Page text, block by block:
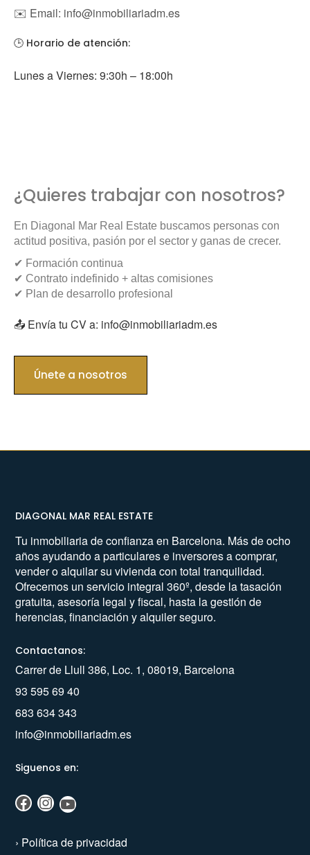
✉️ Email: info@inmobiliariadm.es
🕒 Horario de atención:
Lunes a Viernes: 9:30h – 18:00h
¿Quieres trabajar con nosotros?
En Diagonal Mar Real Estate buscamos personas con
actitud positiva, pasión por el sector y ganas de crecer.
✔ Formación continua
✔ Contrato indefinido + altas comisiones
✔ Plan de desarrollo profesional
📤 Envía tu CV a: info@inmobiliariadm.es
Únete a nosotros
DIAGONAL MAR REAL ESTATE
Tu inmobiliaria de confianza en Barcelona. Más de ocho
años ayudando a particulares e inversores a comprar,
vender o alquilar su vivienda con total tranquilidad.
Ofrecemos un servicio integral 360º, desde la tasación
gratuita, asesoría legal y fiscal, hasta la gestión de
herencias, financiación y alquiler seguro.
Contactanos:
Carrer de Llull 386, Loc. 1, 08019, Barcelona
93 595 69 40
683 634 343
info@inmobiliariadm.es
Siguenos en:
› Política de privacidad